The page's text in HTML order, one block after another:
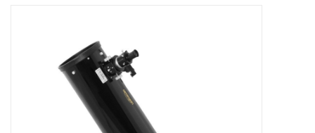
Urania / Eclipsbrillen